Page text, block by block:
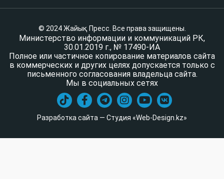
© 2024 Жайық Пресс. Все права защищены.
Министерство информации и коммуникаций РК,
30.01.2019 г., № 17490-ИА
Полное или частичное копирование материалов сайта
в коммерческих и других целях допускается только с
письменного согласования владельца сайта.
Мы в социальных сетях
Разработка сайта — Студия «Web-Design.kz»